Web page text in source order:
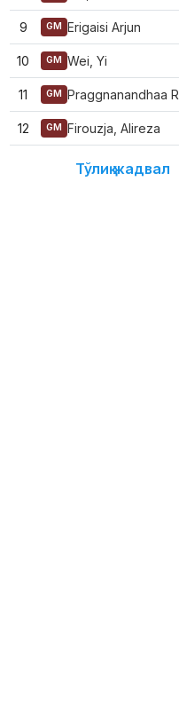
9 GM Erigaisi Arjun
10 GM Wei, Yi
11 GM Praggnanandhaa R
12 GM Firouzja, Alireza
Тўлиқ жадвал